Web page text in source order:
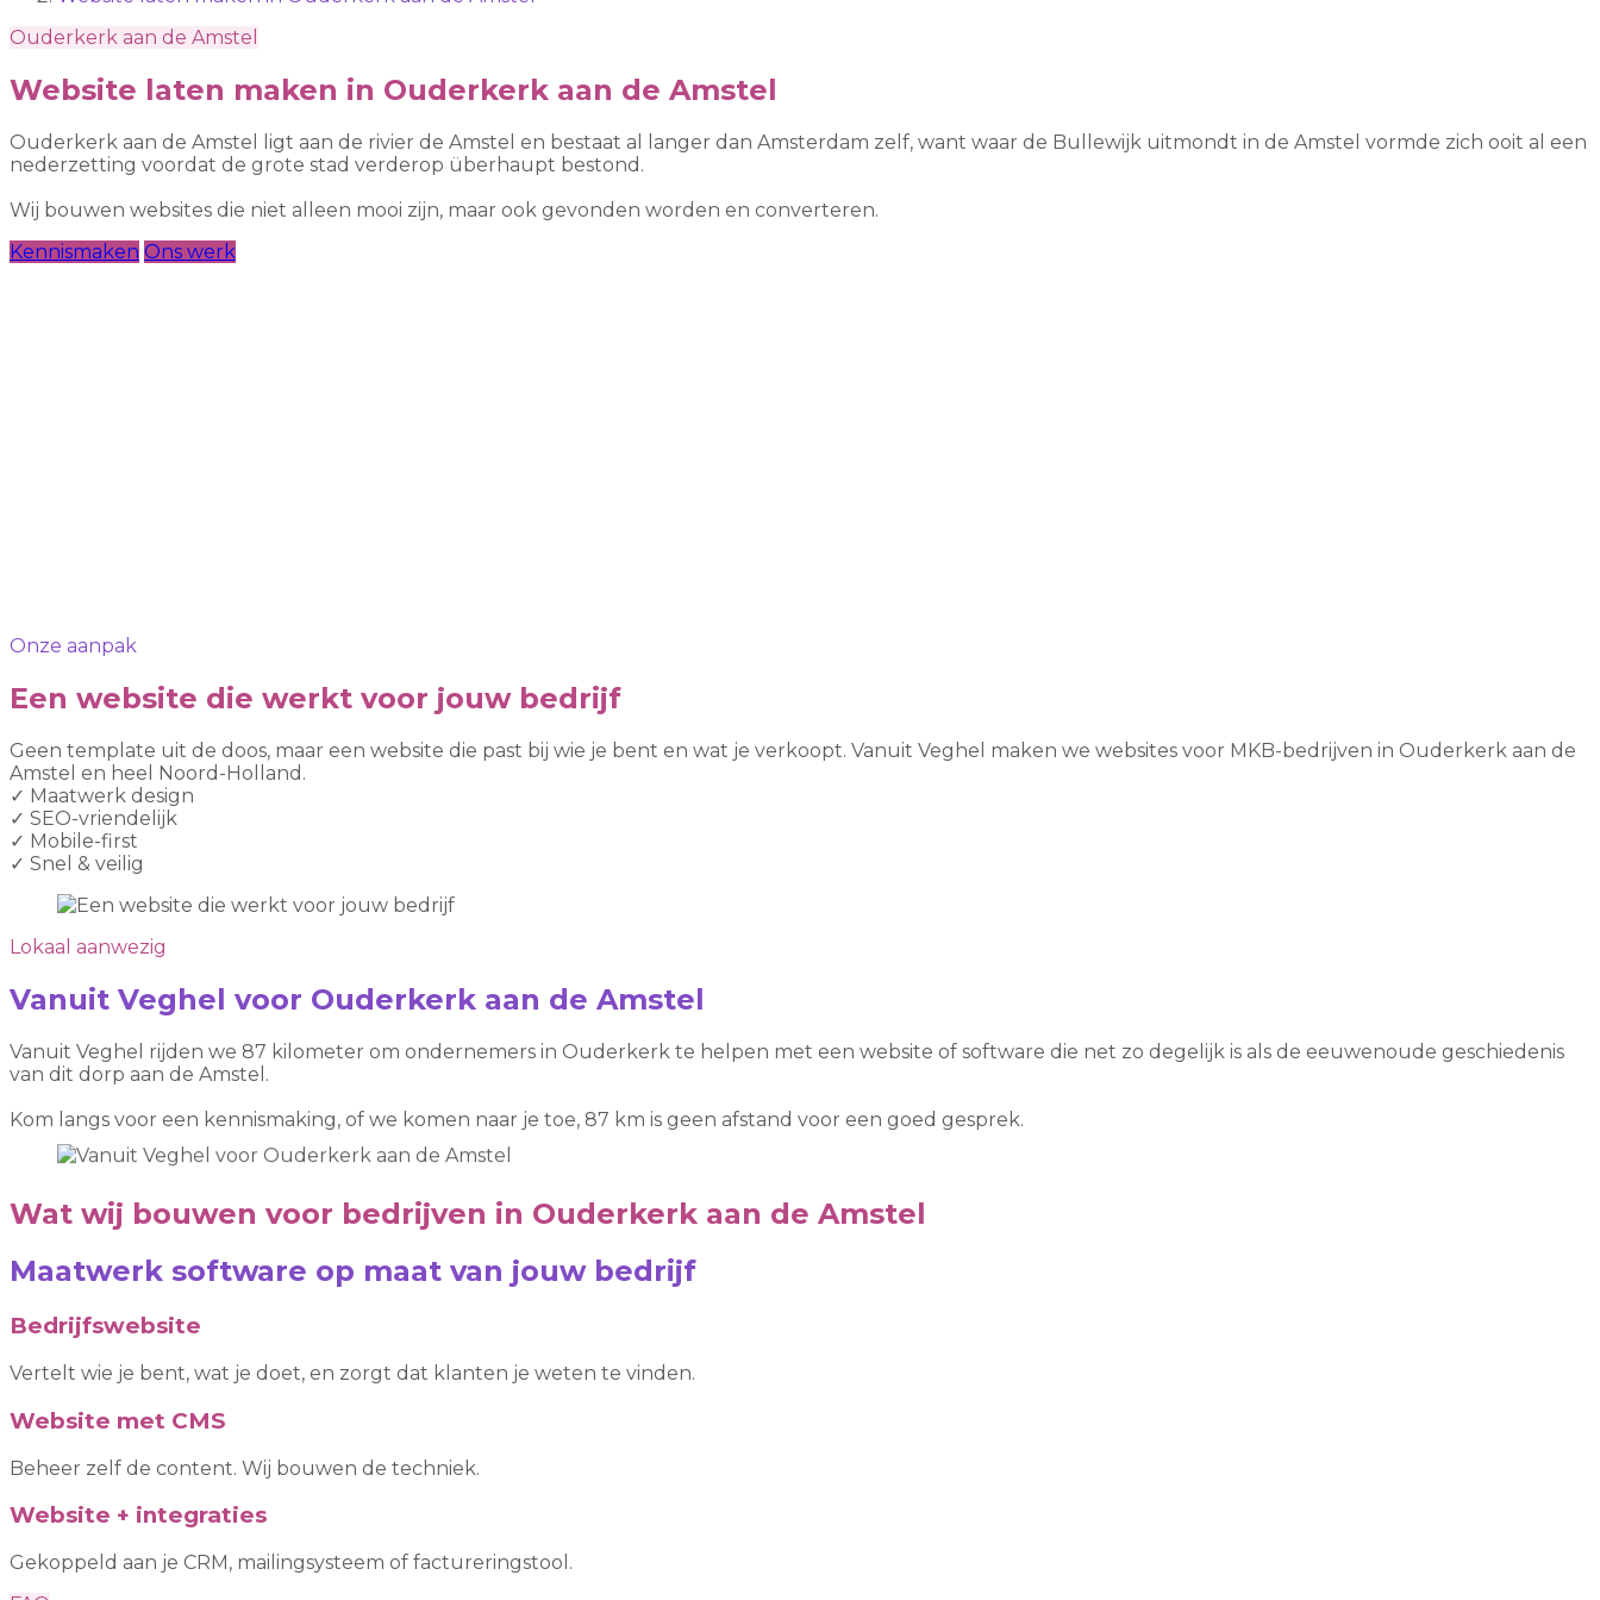
Ouderkerk aan de Amstel
Website laten maken in Ouderkerk aan de Amstel
Ouderkerk aan de Amstel ligt aan de rivier de Amstel en bestaat al langer dan Amsterdam zelf, want waar de Bullewijk uitmondt in de Amstel vormde zich ooit al een
nederzetting voordat de grote stad verderop überhaupt bestond.
Wij bouwen websites die niet alleen mooi zijn, maar ook gevonden worden en converteren.
Kennismaken Ons werk
Onze aanpak
Een website die werkt voor jouw bedrijf
Geen template uit de doos, maar een website die past bij wie je bent en wat je verkoopt. Vanuit Veghel maken we websites voor MKB-bedrijven in Ouderkerk aan de
Amstel en heel Noord-Holland.
✓ Maatwerk design
✓ SEO-vriendelijk
✓ Mobile-first
✓ Snel & veilig
Lokaal aanwezig
Vanuit Veghel voor Ouderkerk aan de Amstel
Vanuit Veghel rijden we 87 kilometer om ondernemers in Ouderkerk te helpen met een website of software die net zo degelijk is als de eeuwenoude geschiedenis
van dit dorp aan de Amstel.
Kom langs voor een kennismaking, of we komen naar je toe, 87 km is geen afstand voor een goed gesprek.
Wat wij bouwen voor bedrijven in Ouderkerk aan de Amstel
Maatwerk software op maat van jouw bedrijf
Bedrijfswebsite
Vertelt wie je bent, wat je doet, en zorgt dat klanten je weten te vinden.
Website met CMS
Beheer zelf de content. Wij bouwen de techniek.
Website + integraties
Gekoppeld aan je CRM, mailingsysteem of factureringstool.